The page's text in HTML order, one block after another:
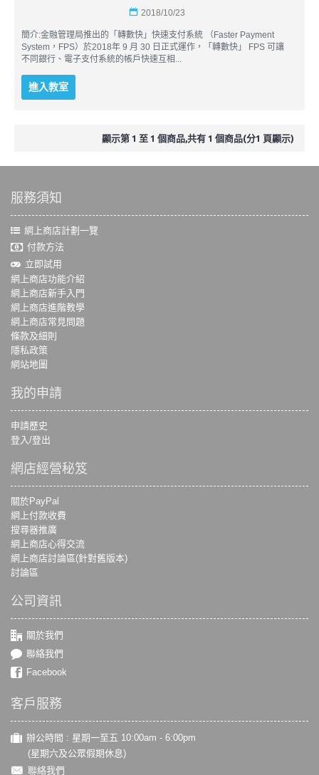
2018/10/23
簡介:金融管理局推出的「轉數快」快速支付系統 （Faster Payment
System，FPS）於2018年 9 月 30 日正式運作，「轉數快」 FPS 可讓
不同銀行、電子支付系統的帳戶快速互相...
進入教室
顯示第 1 至 1 個商品,共有 1 個商品(分1 頁顯示)
服務須知
網上商店計劃一覽
付款方法
立即試用
網上商店功能介紹
網上商店新手入門
網上商店進階教學
網上商店常見問題
條款及細則
隱私政策
網站地圖
我的申請
申請歷史
登入/登出
網店經營秘笈
關於PayPal
網上付款收費
搜尋器推廣
網上商店心得交流
網上商店討論區(針對舊版本)
討論區
公司資訊
關於我們
聯絡我們
Facebook
客戶服務
辦公時間 : 星期一至五 10:00am - 6:00pm
(星期六及公眾假期休息)
聯絡我們